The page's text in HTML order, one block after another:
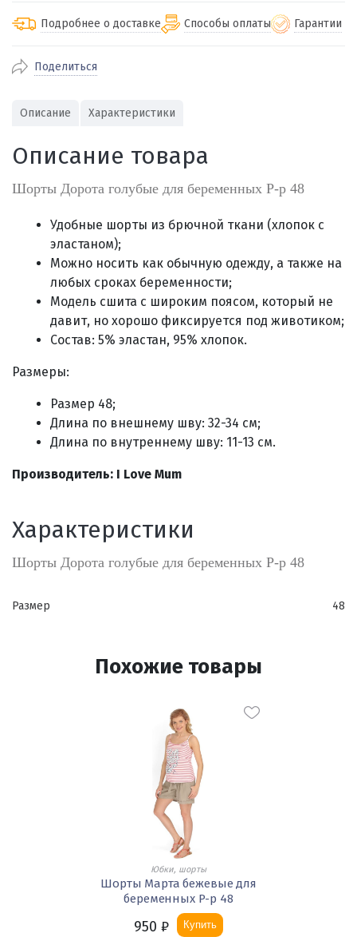
Подробнее о доставке
По Екатеринбургу бесплатная
По близлежащим городам
Отправляем во все регионы России
службами Пэк, Кит, Луч, Сдэк, Озон
доставка, Почта РФ или любой другой
Способы оплаты
Екатеринбурга и близлежащих
Через СБП при получении (для
Екатеринбурга и близлежащих
городов)
Оплата по счету для юридических лиц
Гарантии
Поделиться
Описание Характеристики
Описание товара
Шорты Дорота голубые для беременных Р-р 48
Удобные шорты из брючной ткани (хлопок с
эластаном);
Можно носить как обычную одежду, а также на
любых сроках беременности;
Mодель сшита с широким поясом, который не
давит, но хорошо фиксируется под животиком;
Состав: 5% эластан, 95% хлопок.
Размеры:
Размер 48;
Длина по внешнему шву: 32-34 см;
Длина по внутреннему шву: 11-13 см.
Производитель: I Love Mum
Характеристики
Шорты Дорота голубые для беременных Р-р 48
Размер 48
Похожие товары
Юбки, шорты
Шорты Марта бежевые для
беременных Р-р 48
950 ₽ Купить